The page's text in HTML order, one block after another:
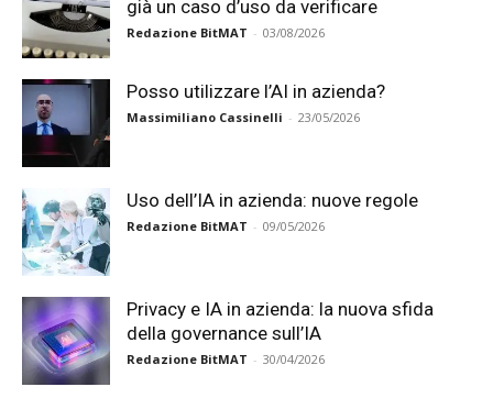
già un caso d’uso da verificare
Redazione BitMAT - 03/08/2026
Posso utilizzare l’AI in azienda?
Massimiliano Cassinelli - 23/05/2026
Uso dell’IA in azienda: nuove regole
Redazione BitMAT - 09/05/2026
Privacy e IA in azienda: la nuova sfida
della governance sull’IA
Redazione BitMAT - 30/04/2026